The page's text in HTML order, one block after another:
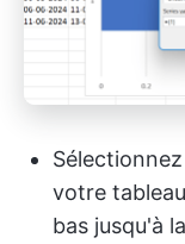
votre
bas jusqu'à